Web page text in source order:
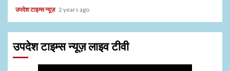
उपदेश टाइम्स न्यूज़ 2 years ago
उपदेश टाइम्स न्यूज़ लाइव टीवी